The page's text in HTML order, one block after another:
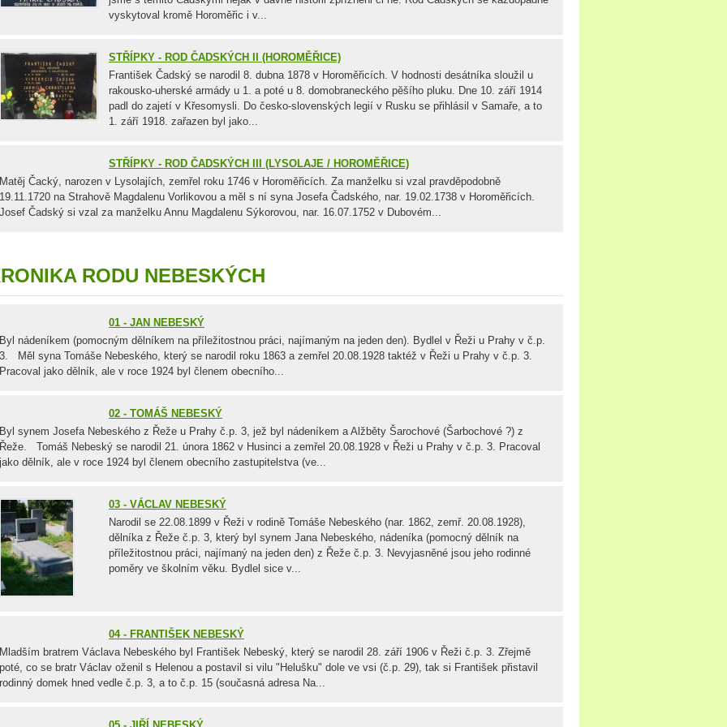
vyskytoval kromě Horoměřic i v...
STŘÍPKY - ROD ČADSKÝCH II (HOROMĚŘICE)
František Čadský se narodil 8. dubna 1878 v Horoměřicích. V hodnosti desátníka sloužil u
rakousko-uherské armády u 1. a poté u 8. domobraneckého pěšího pluku. Dne 10. září 1914
padl do zajetí v Křesomysli. Do česko-slovenských legií v Rusku se přihlásil v Samaře, a to
1. září 1918. zařazen byl jako...
STŘÍPKY - ROD ČADSKÝCH III (LYSOLAJE / HOROMĚŘICE)
Matěj Čacký, narozen v Lysolajích, zemřel roku 1746 v Horoměřicích. Za manželku si vzal pravděpodobně
19.11.1720 na Strahově Magdalenu Vorlikovou a měl s ní syna Josefa Čadského, nar. 19.02.1738 v Horoměřicích.
Josef Čadský si vzal za manželku Annu Magdalenu Sýkorovou, nar. 16.07.1752 v Dubovém...
RODU NEBESKÝCH
01 - JAN NEBESKÝ
Byl nádeníkem (pomocným dělníkem na příležitostnou práci, najímaným na jeden den). Bydlel v Řeži u Prahy v č.p.
3. Měl syna Tomáše Nebeského, který se narodil roku 1863 a zemřel 20.08.1928 taktéž v Řeži u Prahy v č.p. 3.
Pracoval jako dělník, ale v roce 1924 byl členem obecního...
02 - TOMÁŠ NEBESKÝ
Byl synem Josefa Nebeského z Řeže u Prahy č.p. 3, jež byl nádeníkem a Alžběty Šarochové (Šarbochové ?) z
Řeže. Tomáš Nebeský se narodil 21. února 1862 v Husinci a zemřel 20.08.1928 v Řeži u Prahy v č.p. 3. Pracoval
jako dělník, ale v roce 1924 byl členem obecního zastupitelstva (ve...
03 - VÁCLAV NEBESKÝ
Narodil se 22.08.1899 v Řeži v rodině Tomáše Nebeského (nar. 1862, zemř. 20.08.1928),
dělníka z Řeže č.p. 3, který byl synem Jana Nebeského, nádeníka (pomocný dělník na
příležitostnou práci, najímaný na jeden den) z Řeže č.p. 3. Nevyjasněné jsou jeho rodinné
poměry ve školním věku. Bydlel sice v...
04 - FRANTIŠEK NEBESKÝ
Mladším bratrem Václava Nebeského byl František Nebeský, který se narodil 28. září 1906 v Řeži č.p. 3. Zřejmě
poté, co se bratr Václav oženil s Helenou a postavil si vilu "Helušku" dole ve vsi (č.p. 29), tak si František přistavil
rodinný domek hned vedle č.p. 3, a to č.p. 15 (současná adresa Na...